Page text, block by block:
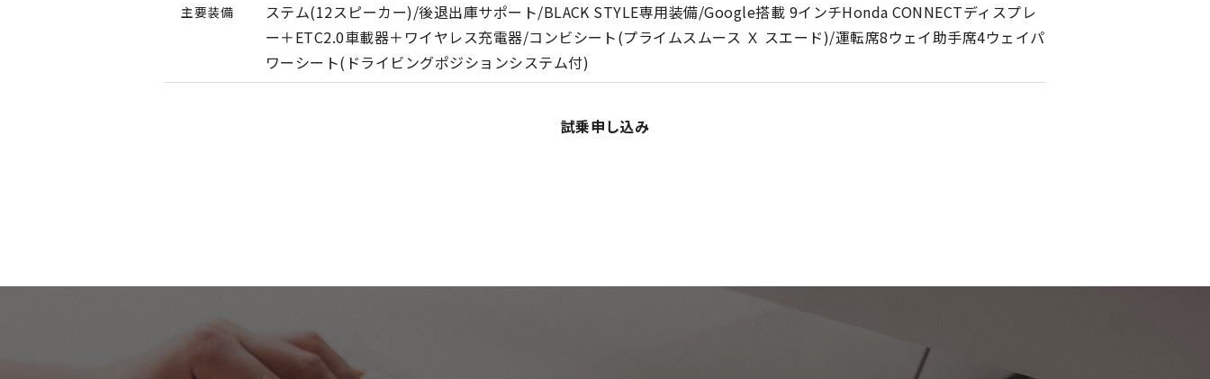
主要装備
ステム(12スピーカー)/後退出庫サポート/BLACK STYLE専用装備/Google搭載 9インチHonda CONNECTディスプレ
ー＋ETC2.0車載器＋ワイヤレス充電器/コンビシート(プライムスムース Ｘ スエード)/運転席8ウェイ助手席4ウェイパ
ワーシート(ドライビングポジションシステム付)